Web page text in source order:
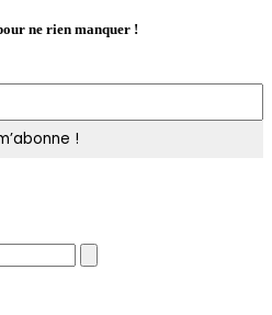
ne rien manquer !